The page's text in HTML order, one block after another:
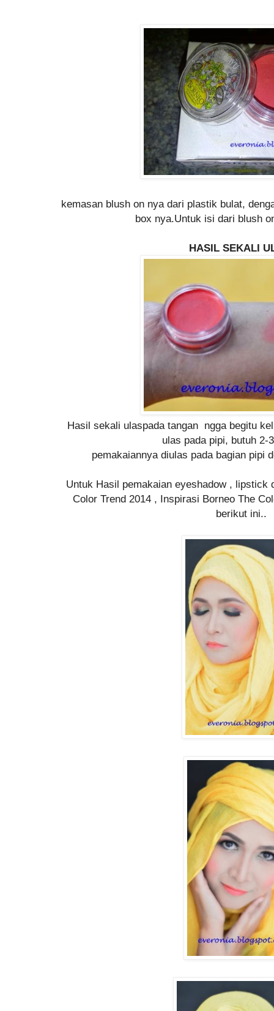
kemasan blush on nya dari plastik bulat,
box nya.Untuk isi dari blush
HASIL SEKALI
Hasil sekali ulaspada tangan ngga begitu
ulas pada pipi, butuh 2-
pemakaiannya diulas pada bagian pipi
Untuk Hasil pemakaian eyeshadow , lipstick
Color Trend 2014 , Inspirasi Borneo The
berikut ini..